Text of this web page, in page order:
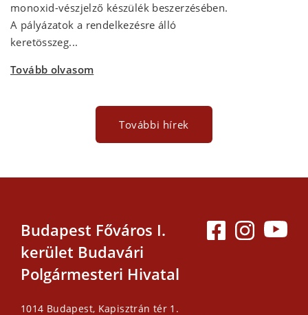
monoxid-vészjelző készülék beszerzésében.
A pályázatok a rendelkezésre álló
keretösszeg...
Tovább olvasom
További hírek
Budapest Főváros I.
kerület Budavári
Polgármesteri Hivatal
1014 Budapest, Kapisztrán tér 1.